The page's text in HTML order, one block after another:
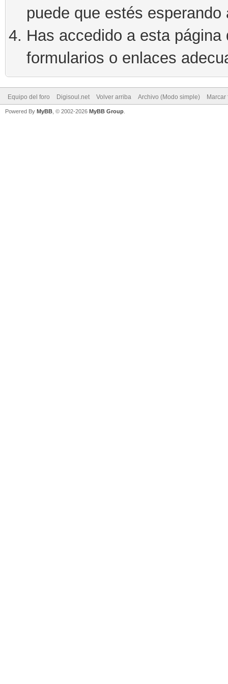
puede que estés esperando
Has accedido a esta
formularios o enlaces
Equipo del foro Digisoul.net Volver arriba Archivo (Modo simple)
Powered By MyBB , © 2002-2026 MyBB Group